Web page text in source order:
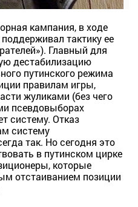
кампания, в ходе
тактику ее
Главный для
дестабилизацию
путинского режима
правилам игры,
жуликами (без чего
псевдовыборах
систему. Отказ
систему
так. Но сегодня это
в путинском цирке
которые
отстаиванием позиции